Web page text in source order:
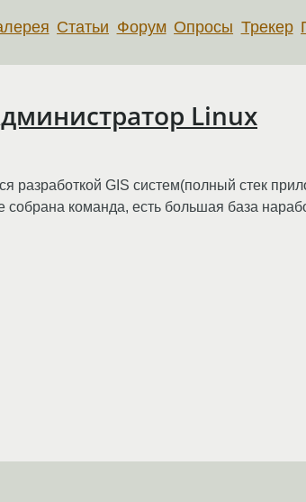
Статьи Форум Опросы Трекер
Linux
GIS систем(полный стек
команда, есть большая база